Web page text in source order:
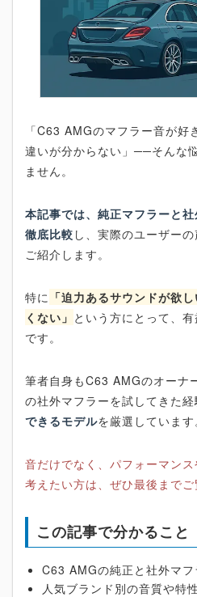
「C63 AMGのマフラー音が
違いが分からない」──そんな
ません。
本記事では、純正マフラーと
徹底比較 し、実際のユーザー
ご紹介します。
特に 「迫力あるサウンドが欲
くない」 という方にとって、
です。
筆者自身もC63 AMGのオーナ
の社外マフラーを試してきた経
できるモデルを厳選しています
音だけでなく、パフォーマン
考えたい方は、ぜひ最後までご
この記事で分かること
C63 AMGの純正と社外マ
人気ブランド別の音質や特性